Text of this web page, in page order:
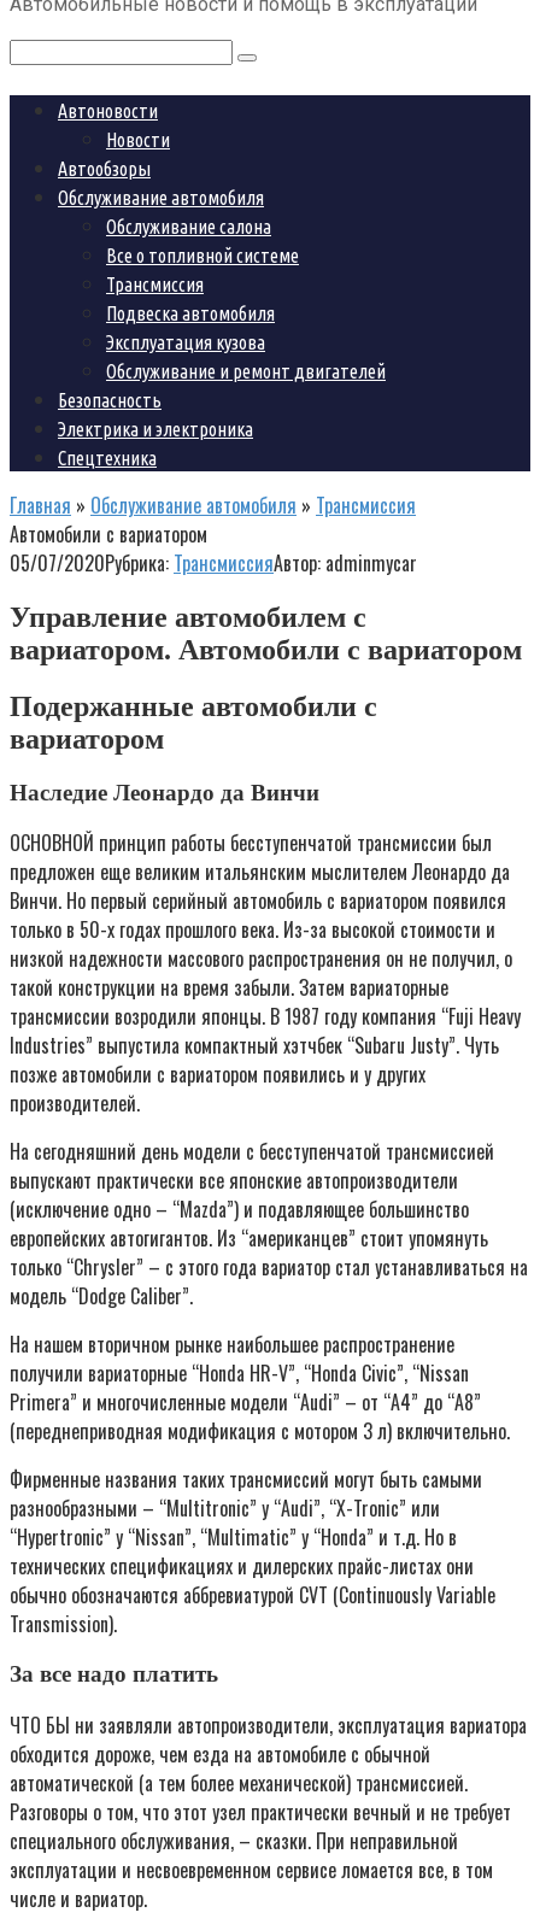
Поиск:
Автоновости
Новости
Автообзоры
Обслуживание автомобиля
Обслуживание салона
Все о топливной системе
Трансмиссия
Подвеска автомобиля
Эксплуатация кузова
Обслуживание и ремонт двигателей
Безопасность
Электрика и электроника
Спецтехника
Главная » Обслуживание автомобиля » Трансмиссия
Автомобили с вариатором
05/07/2020Рубрика: ТрансмиссияАвтор: adminmycar
Управление автомобилем с
вариатором. Автомобили с вариатором
Подержанные автомобили с
вариатором
Наследие Леонардо да Винчи
ОСНОВНОЙ принцип работы бесступенчатой трансмиссии был
предложен еще великим итальянским мыслителем Леонардо да
Винчи. Но первый серийный автомобиль с вариатором появился
только в 50-х годах прошлого века. Из-за высокой стоимости и
низкой надежности массового распространения он не получил, о
такой конструкции на время забыли. Затем вариаторные
трансмиссии возродили японцы. В 1987 году компания “Fuji Heavy
Industries” выпустила компактный хэтчбек “Subaru Justy”. Чуть
позже автомобили с вариатором появились и у других
производителей.
На сегодняшний день модели с бесступенчатой трансмиссией
выпускают практически все японские автопроизводители
(исключение одно – “Mazda”) и подавляющее большинство
европейских автогигантов. Из “американцев” стоит упомянуть
только “Chrysler” – с этого года вариатор стал устанавливаться на
модель “Dodge Caliber”.
На нашем вторичном рынке наибольшее распространение
получили вариаторные “Honda HR-V”, “Honda Civic”, “Nissan
Primera” и многочисленные модели “Audi” – от “A4” до “A8”
(переднеприводная модификация с мотором 3 л) включительно.
Фирменные названия таких трансмиссий могут быть самыми
разнообразными – “Multitronic” у “Audi”, “X-Tronic” или
“Hypertronic” у “Nissan”, “Multimatic” у “Honda” и т.д. Но в
технических спецификациях и дилерских прайс-листах они
обычно обозначаются аббревиатурой CVT (Continuously Variable
Transmission).
За все надо платить
ЧТО БЫ ни заявляли автопроизводители, эксплуатация вариатора
обходится дороже, чем езда на автомобиле с обычной
автоматической (а тем более механической) трансмиссией.
Разговоры о том, что этот узел практически вечный и не требует
специального обслуживания, – сказки. При неправильной
эксплуатации и несвоевременном сервисе ломается все, в том
числе и вариатор.